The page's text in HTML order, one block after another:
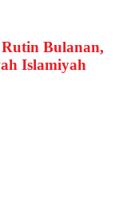
Bulanan,
Islamiyah